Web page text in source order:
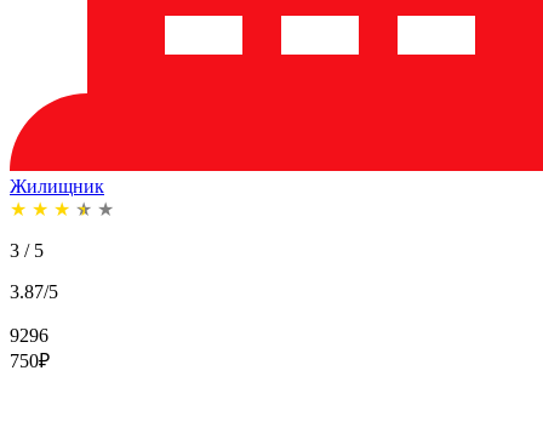
Жилищник
★ ★ ★ ★ ★
3 / 5
3.87/5
9296
750₽